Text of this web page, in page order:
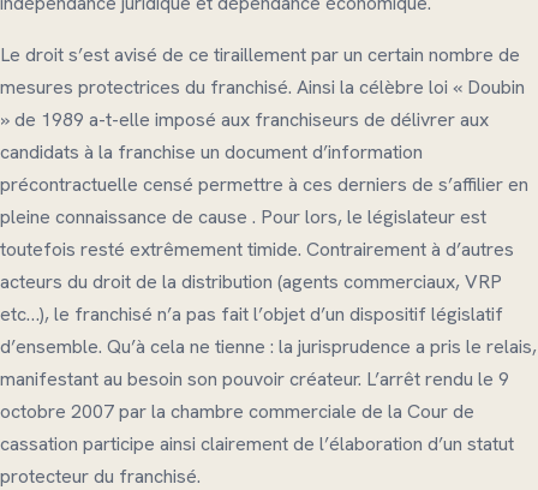
Le droit s’est avisé de ce tiraillement par un certain nombre de
mesures protectrices du franchisé. Ainsi la célèbre loi « Doubin
» de 1989 a-t-elle imposé aux franchiseurs de délivrer aux
candidats à la franchise un document d’information
précontractuelle censé permettre à ces derniers de s’affilier en
pleine connaissance de cause . Pour lors, le législateur est
toutefois resté extrêmement timide. Contrairement à d’autres
acteurs du droit de la distribution (agents commerciaux, VRP
etc…), le franchisé n’a pas fait l’objet d’un dispositif législatif
d’ensemble. Qu’à cela ne tienne : la jurisprudence a pris le relais,
manifestant au besoin son pouvoir créateur. L’arrêt rendu le 9
octobre 2007 par la chambre commerciale de la Cour de
cassation participe ainsi clairement de l’élaboration d’un statut
protecteur du franchisé.